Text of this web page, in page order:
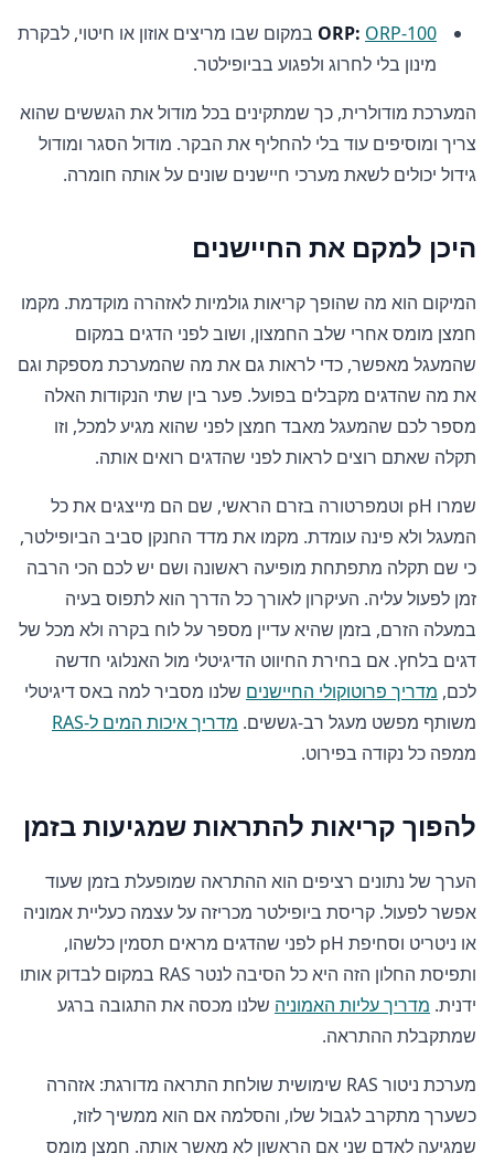
ORP: ORP-100
במקום שבו מריצים אוזון או חיטוי, לבקרת
מינון בלי לחרוג ולפגוע בביופילטר.
המערכת מודולרית, כך שמתקינים בכל מודול את הגששים שהוא
צריך ומוסיפים עוד בלי להחליף את הבקר. מודול הסגר ומודול
גידול יכולים לשאת מערכי חיישנים שונים על אותה חומרה.
היכן למקם את החיישנים
המיקום הוא מה שהופך קריאות גולמיות לאזהרה מוקדמת. מקמו
חמצן מומס אחרי שלב החמצון, ושוב לפני הדגים במקום
שהמעגל מאפשר, כדי לראות גם את מה שהמערכת מספקת וגם
את מה שהדגים מקבלים בפועל. פער בין שתי הנקודות האלה
מספר לכם שהמעגל מאבד חמצן לפני שהוא מגיע למכל, וזו
תקלה שאתם רוצים לראות לפני שהדגים רואים אותה.
שמרו pH וטמפרטורה בזרם הראשי, שם הם מייצגים את כל
המעגל ולא פינה עומדת. מקמו את מדד החנקן סביב הביופילטר,
כי שם תקלה מתפתחת מופיעה ראשונה ושם יש לכם הכי הרבה
זמן לפעול עליה. העיקרון לאורך כל הדרך הוא לתפוס בעיה
במעלה הזרם, בזמן שהיא עדיין מספר על לוח בקרה ולא מכל של
דגים בלחץ. אם בחירת החיווט הדיגיטלי מול האנלוגי חדשה
לכם, מדריך פרוטוקולי החיישנים שלנו מסביר למה באס דיגיטלי
משותף מפשט מעגל רב-גששים. מדריך איכות המים ל-RAS
ממפה כל נקודה בפירוט.
להפוך קריאות להתראות שמגיעות בזמן
הערך של נתונים רציפים הוא ההתראה שמופעלת בזמן שעוד
אפשר לפעול. קריסת ביופילטר מכריזה על עצמה כעליית אמוניה
או ניטריט וסחיפת pH לפני שהדגים מראים תסמין כלשהו,
ותפיסת החלון הזה היא כל הסיבה לנטר RAS במקום לבדוק אותו
ידנית. מדריך עליות האמוניה שלנו מכסה את התגובה ברגע
שמתקבלת ההתראה.
מערכת ניטור RAS שימושית שולחת התראה מדורגת: אזהרה
כשערך מתקרב לגבול שלו, והסלמה אם הוא ממשיך לזוז,
שמגיעה לאדם שני אם הראשון לא מאשר אותה. חמצן מומס